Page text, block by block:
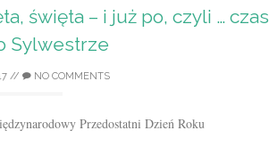
święta – i już po, czyli … czas
Sylwestrze
// NO COMMENTS
Przedostatni Dzień Roku